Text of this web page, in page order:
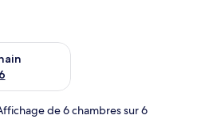
le week-end prochain août 14 -
de 6 chambres sur 6